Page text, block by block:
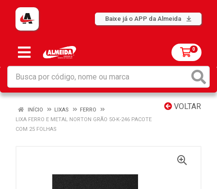
Baixe já o APP da Almeida
0
VOLTAR
INÍCIO LIXAS
FERRO
LIXA FERRO E METAL NORTON GRÃO 50-K-246 PACOTE
COM 25 FOLHAS